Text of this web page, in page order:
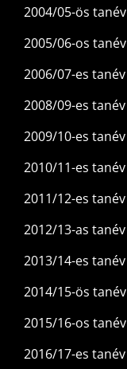
2004/05-ös tanév
2005/06-os tanév
2006/07-es tanév
2008/09-es tanév
2009/10-es tanév
2010/11-es tanév
2011/12-es tanév
2012/13-as tanév
2013/14-es tanév
2014/15-ös tanév
2015/16-os tanév
2016/17-es tanév